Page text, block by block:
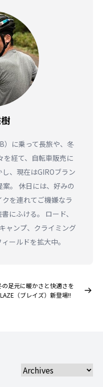
）に乗って長旅や、冬
経て、自転車販売に
、現在はGIROブラン
。 休日には、好みの
を連れてご機嫌なラ
にふける。 ロード、
ャンプ、クライミング
ールドを拡大中。
の足元に暖かさと快適さを
（ブレイズ）新登場!!